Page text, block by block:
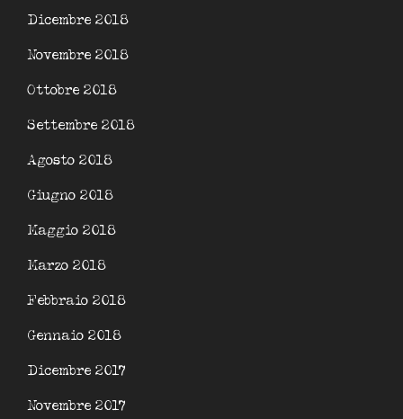
Dicembre 2018
Novembre 2018
Ottobre 2018
Settembre 2018
Agosto 2018
Giugno 2018
Maggio 2018
Marzo 2018
Febbraio 2018
Gennaio 2018
Dicembre 2017
Novembre 2017